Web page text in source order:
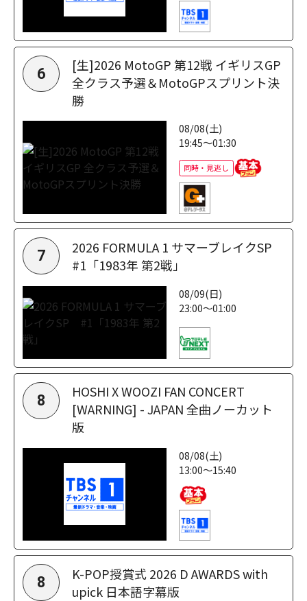
6
[生]2026 MotoGP 第12戦 イギリスGP
全クラス予選＆MotoGPスプリント決
勝
08/08(土)
19:45～01:30
同時・見逃し
7
2026 FORMULA 1 サマーブレイクSP
#1「1983年 第2戦」
08/09(日)
23:00～01:00
8
HOSHI X WOOZI FAN CONCERT
[WARNING] - JAPAN 全曲ノーカット
版
08/08(土)
13:00～15:40
8
K-POP授賞式 2026 D AWARDS with
upick 日本語字幕版